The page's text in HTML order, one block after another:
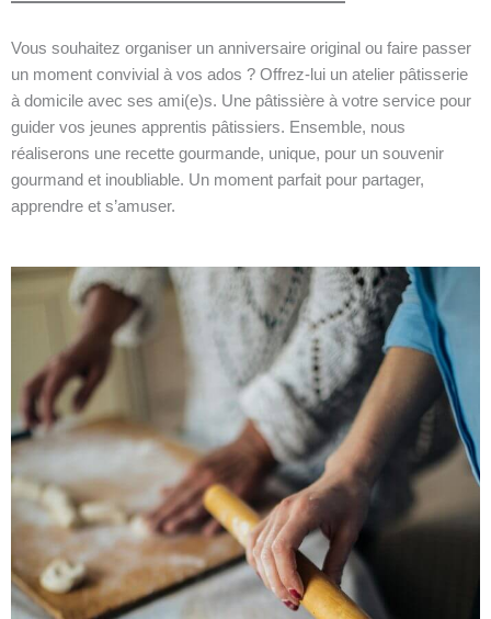
Vous souhaitez organiser un anniversaire original ou faire passer
un moment convivial à vos ados ? Offrez-lui un atelier pâtisserie
à domicile avec ses ami(e)s. Une pâtissière à votre service pour
guider vos jeunes apprentis pâtissiers. Ensemble, nous
réaliserons une recette gourmande, unique, pour un souvenir
gourmand et inoubliable. Un moment parfait pour partager,
apprendre et s’amuser.